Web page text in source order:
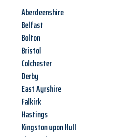
Aberdeenshire
Belfast
Bolton
Bristol
Colchester
Derby
East Ayrshire
Falkirk
Hastings
Kingston upon Hull